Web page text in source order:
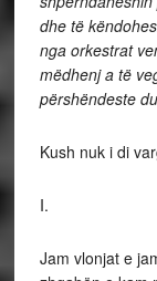
dhe të
nga orkestrat
mëdhenj a të
përshëndeste
Kush nuk i di
I.
Jam vlonjat e